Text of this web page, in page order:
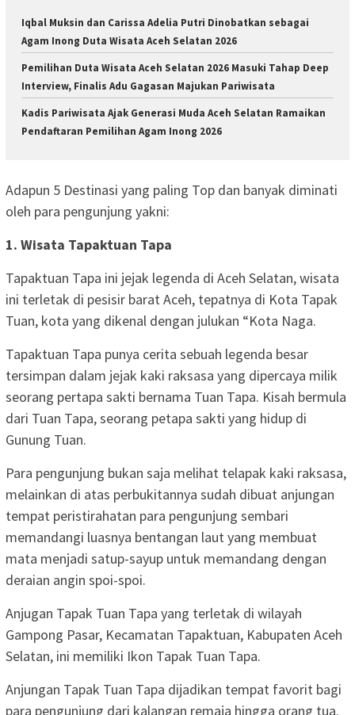
Iqbal Muksin dan Carissa Adelia Putri Dinobatkan sebagai
Agam Inong Duta Wisata Aceh Selatan 2026
Pemilihan Duta Wisata Aceh Selatan 2026 Masuki Tahap Deep
Interview, Finalis Adu Gagasan Majukan Pariwisata
Kadis Pariwisata Ajak Generasi Muda Aceh Selatan Ramaikan
Pendaftaran Pemilihan Agam Inong 2026
‎Adapun 5 Destinasi yang paling Top dan banyak diminati
oleh para pengunjung yakni:
‎1. Wisata Tapaktuan Tapa
Tapaktuan Tapa ini jejak legenda di Aceh Selatan, wisata
ini terletak di pesisir barat Aceh, tepatnya di Kota Tapak
Tuan, kota yang dikenal dengan julukan “Kota Naga.
‎Tapaktuan Tapa punya cerita sebuah legenda besar
tersimpan dalam jejak kaki raksasa yang dipercaya milik
seorang pertapa sakti bernama Tuan Tapa. Kisah bermula
dari Tuan Tapa, seorang petapa sakti yang hidup di
Gunung Tuan.
‎Para pengunjung bukan saja melihat telapak kaki raksasa,
melainkan di atas perbukitannya sudah dibuat anjungan
tempat peristirahatan para pengunjung sembari
memandangi luasnya bentangan laut yang membuat
mata menjadi satup-sayup untuk memandang dengan
deraian angin spoi-spoi.
‎Anjugan Tapak Tuan Tapa yang terletak di wilayah
Gampong Pasar, Kecamatan Tapaktuan, Kabupaten Aceh
Selatan, ini memiliki Ikon Tapak Tuan Tapa.
‎Anjungan Tapak Tuan Tapa dijadikan tempat favorit bagi
para pengunjung dari kalangan remaja hingga orang tua.